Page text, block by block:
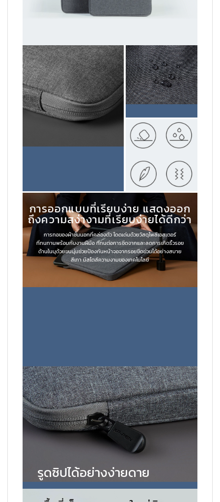
การออกแบบที่เรียบง่าย แสดงออก
ถึงความสง่างามที่เรียบง่ายได้ดีกว่า
การทอของผ้าชั้นนอกที่คล่องตัว โดดเด่นด้วยวัสดุโพลีเอสเตอร์
ที่ทนทานพร้อมกับงานฝีมือ ที่ทนต่อการซีดจากและลดการเกิดริ้วรอย
ด้านในบุด้วยขนนุ่มช่วยป้องกันหน้าจอจากรอยขีดข่วนได้อย่างสบาย
สีเทา มีสไตล์ความงามของเทคโนโลยี
รูดซิปได้อย่างง่ายดาย